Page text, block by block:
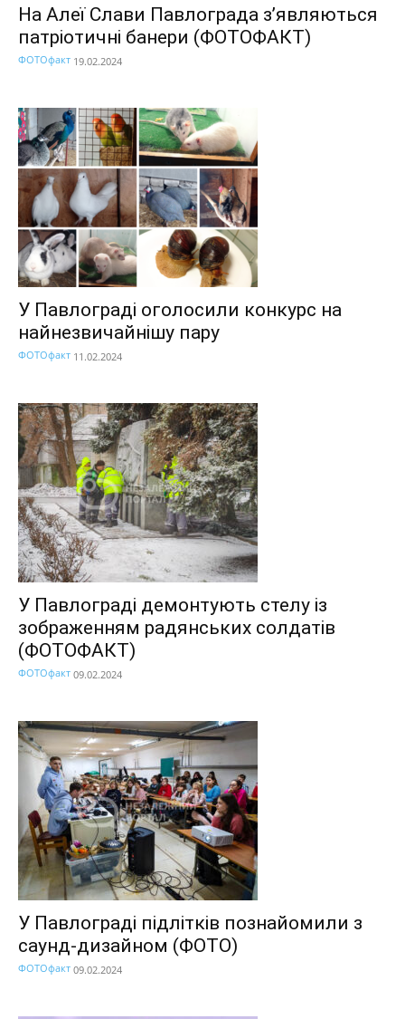
На Алеї Слави Павлограда з’являються
патріотичні банери (ФОТОФАКТ)
ФОТОфакт 19.02.2024
У Павлограді оголосили конкурс на
найнезвичайнішу пару
ФОТОфакт 11.02.2024
У Павлограді демонтують стелу із
зображенням радянських солдатів
(ФОТОФАКТ)
ФОТОфакт 09.02.2024
У Павлограді підлітків познайомили з
саунд-дизайном (ФОТО)
ФОТОфакт 09.02.2024